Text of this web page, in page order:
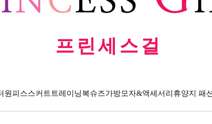
프린세스걸
원피스스커트 트레이닝복슈즈가방모자&액세서리 휴양지 패